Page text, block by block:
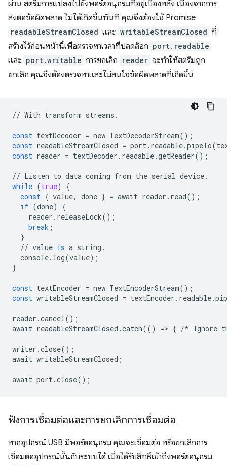
ผ่าน สตรีมการแปลงไปยังพอร์ตอนุกรมที่อยู่เบื้องหลัง เนื่องจากการ
ส่งต่อข้อผิดพลาด ไม่ได้เกิดขึ้นทันที คุณจึงต้องใช้ Promise
readableStreamClosed และ writableStreamClosed ที่
สร้างไว้ก่อนหน้านี้เพื่อตรวจหาเวลาที่ปลดล็อก port.readable
และ port.writable การยกเลิก reader จะทำให้สตรีมถูก
ยกเลิก คุณจึงต้องตรวจหาและไม่สนใจข้อผิดพลาดที่เกิดขึ้น
// With transform streams .
const textDecoder = new TextDecoderStream();
const readableStreamClosed = port. readable.pipeTo(
const reader = textDecoder . readable.getReader();
// Listen to data coming from the serial device.
while (true)
{
const { value, done } = await reader . read();
if (done)
{
reader . releaseLock();
break ;
}
// value is a string .
console. log(value);
}
const textEncoder = new TextEncoderStream();
const writableStreamClosed = textEncoder . readable.
reader .cancel();
await readableStreamClosed .catch(() => { /* Ignore
writer .close();
await writableStreamClosed ;
await port.close();
ฟังการเชื่อมต่อและการยกเลิกการเชื่อมต่อ
หากอุปกรณ์ USB มีพอร์ตอนุกรม คุณจะเชื่อมต่อ หรือยกเลิกการ
เชื่อมต่ออุปกรณ์นั้นกับระบบได้ เมื่อได้รับสิทธิ์เข้าถึงพอร์ตอนุกรม